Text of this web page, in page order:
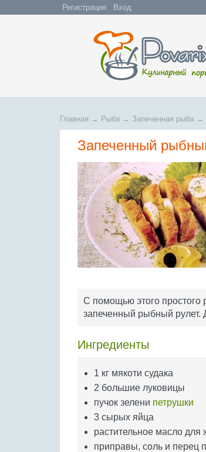
Регистрация Вход
Главная → Рыба → Запеченная рыба →
Запеченный
С помощью этого простого
запеченный рыбный рулет.
Ингредиенты
1 кг мякоти судака
2 большие луковицы
пучок зелени петрушки
3 сырых яйца
растительное масло для
приправы, соль и перец